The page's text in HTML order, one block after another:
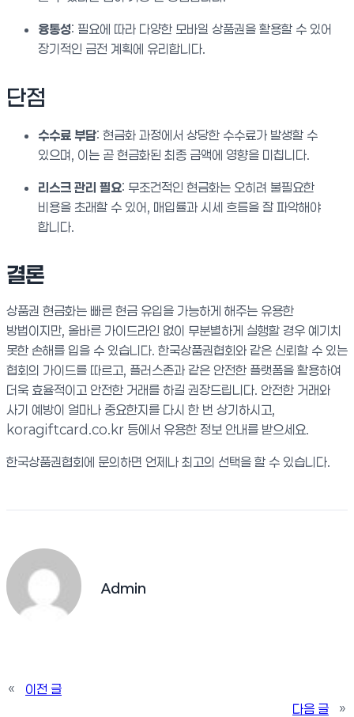
융통성: 필요에 따라 다양한 모바일 상품권을 활용할 수 있어
장기적인 금전 계획에 유리합니다.
단점
수수료 부담: 현금화 과정에서 상당한 수수료가 발생할 수
있으며, 이는 곧 현금화된 최종 금액에 영향을 미칩니다.
리스크 관리 필요: 무조건적인 현금화는 오히려 불필요한
비용을 초래할 수 있어, 매입률과 시세 흐름을 잘 파악해야
합니다.
결론
상품권 현금화는 빠른 현금 유입을 가능하게 해주는 유용한
방법이지만, 올바른 가이드라인 없이 무분별하게 실행할 경우 예기치
못한 손해를 입을 수 있습니다. 한국상품권협회와 같은 신뢰할 수 있는
협회의 가이드를 따르고, 플러스존과 같은 안전한 플랫폼을 활용하여
더욱 효율적이고 안전한 거래를 하길 권장드립니다. 안전한 거래와
사기 예방이 얼마나 중요한지를 다시 한 번 상기하시고,
koragiftcard.co.kr 등에서 유용한 정보 안내를 받으세요.
한국상품권협회에 문의하면 언제나 최고의 선택을 할 수 있습니다.
Admin
«
이전 글
다음 글
»